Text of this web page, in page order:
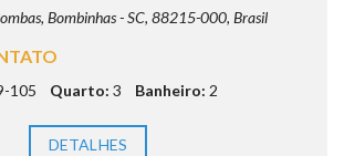
Bombinhas - SC, 88215-000, Brasil
105 Quarto: 3 Banheiro: 2
DETALHES